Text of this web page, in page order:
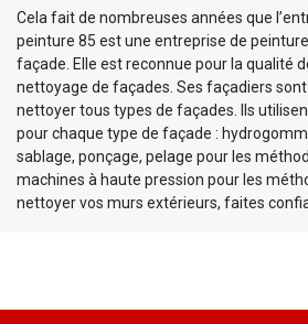
Cela fait de nombreuses années que
peinture 85 est une entreprise de
façade. Elle est reconnue pour la qualité
nettoyage de façades. Ses façadiers
nettoyer tous types de façades. Ils
pour chaque type de façade :
sablage, ponçage, pelage pour les
machines à haute pression pour les
nettoyer vos murs extérieurs, faites